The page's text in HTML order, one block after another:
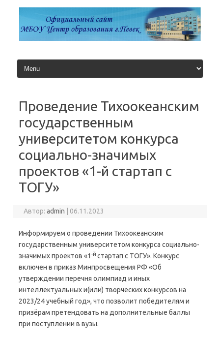
содержимому
Проведение Тихоокеанским
государственным
университетом конкурса
социально-значимых
проектов «1-й стартап с
ТОГУ»
Автор:admin 06.11.2023
Информируем о проведении Тихоокеанским
государственным университетом конкурса социально-
значимых проектов «1 -й стартап с ТОГУ». Конкурс
включен в приказ Минпросвещения РФ «Об
утверждении перечня олимпиад и иных
интеллектуальных и(или) творческих конкурсов на
2023/24 учебный год», что позволит победителям и
призёрам претендовать на дополнительные баллы
при поступлении в вузы.